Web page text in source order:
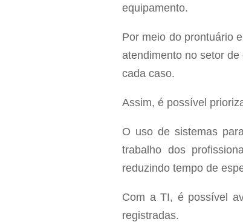
equipamento.
Por meio do prontuário
atendimento no setor
cada caso.
Assim, é possível
O uso de sistemas
trabalho dos
reduzindo tempo de
Com a TI, é possível
registradas.